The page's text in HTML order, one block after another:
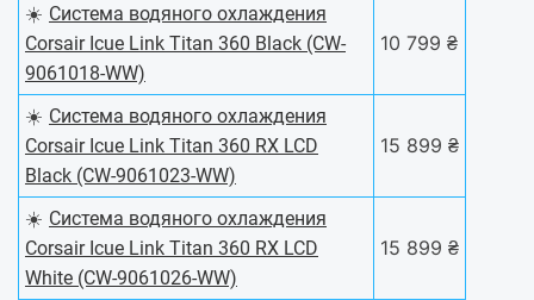
☀️ Система водяного охлаждения
Corsair Icue Link Titan 360 Black (CW-
9061018-WW)
10 799 ₴
☀️ Система водяного охлаждения
Corsair Icue Link Titan 360 RX LCD
Black (CW-9061023-WW)
15 899 ₴
☀️ Система водяного охлаждения
Corsair Icue Link Titan 360 RX LCD
White (CW-9061026-WW)
15 899 ₴